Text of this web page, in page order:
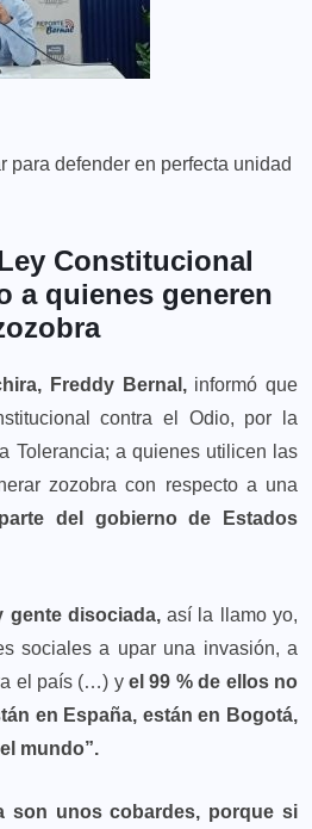
para defender en perfecta unidad
Constitucional
a quienes generen
Freddy Bernal,informó que
contra el Odio, por la
Tolerancia; a quienes utilicen las
zozobra con respecto a una
del gobierno de Estados
gente disociada,así la llamo yo,
sociales a upar una invasión, a
el país (…) yel 99 % de ellos no
en España, están en Bogotá,
mundo”.
son unos cobardes, porque si